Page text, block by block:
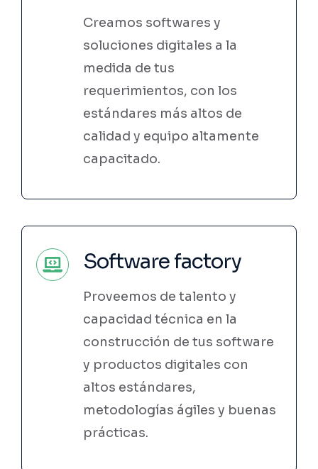
Creamos softwares y
soluciones digitales a la
medida de tus
requerimientos, con los
estándares más altos de
calidad y equipo altamente
capacitado.
Software factory
Proveemos de talento y
capacidad técnica en la
construcción de tus software
y productos digitales con
altos estándares,
metodologías ágiles y buenas
prácticas.